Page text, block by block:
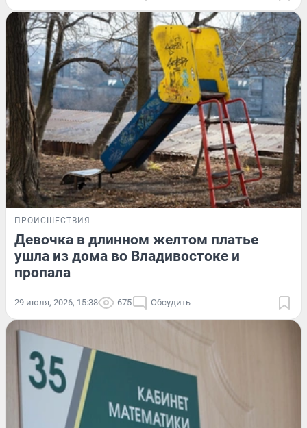
ПРОИСШЕСТВИЯ
Девочка в длинном желтом платье
ушла из дома во Владивостоке и
пропала
29 июля, 2026, 15:38 675 Обсудить